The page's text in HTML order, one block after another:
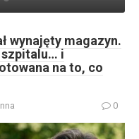
wynajęty magazyn.
szpitalu… i
na to, co
0